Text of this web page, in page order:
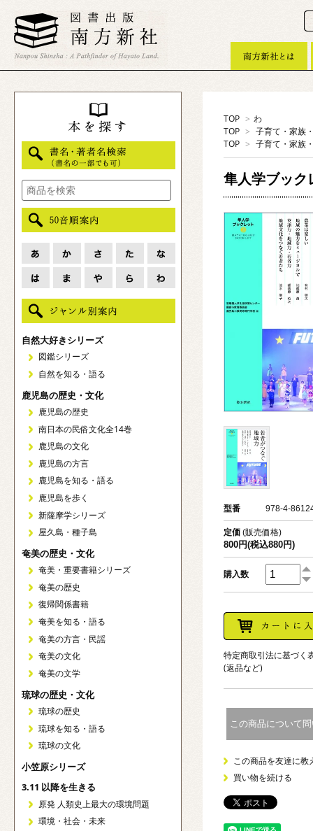
TOP > わ
TOP > 子育て・家族
TOP > 子育て・家族
隼人学ブッ
型番 978-4-
定価 (販売価格)
800円(税込880円)
購入数
特定商取引法に基づく
(返品など)
この商品について
この商品を友達に教
買い物を続ける
自然大好きシリーズ
図鑑シリーズ
自然を知る・語る
鹿児島の歴史・文化
鹿児島の歴史
南日本の民俗文化全14巻
鹿児島の文化
鹿児島の方言
鹿児島を知る・語る
鹿児島を歩く
新薩摩学シリーズ
屋久島・種子島
奄美の歴史・文化
奄美・重要書籍シリーズ
奄美の歴史
復帰関係書籍
奄美を知る・語る
奄美の方言・民謡
奄美の文化
奄美の文学
琉球の歴史・文化
琉球の歴史
琉球を知る・語る
琉球の文化
小笠原シリーズ
3.11 以降を生きる
原発 人類史上最大の環境問題
環境・社会・未来